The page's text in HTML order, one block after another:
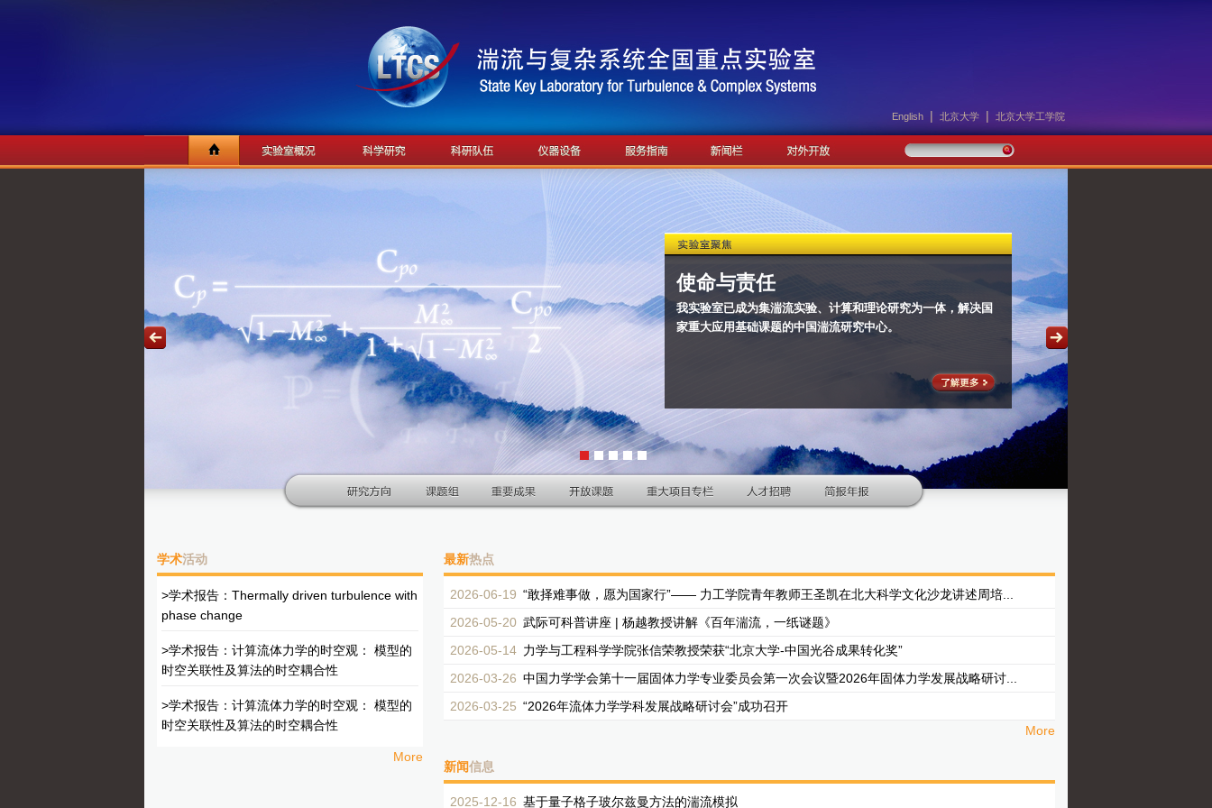
English | 北京大学 | 北京大学工学院
使命与责任
我实验室已成为集湍流实验、计算和理论研究为一体，解决国
家重大应用基础课题的中国湍流研究中心。
学术活动
>学术报告：Thermally driven turbulence with
phase change
>学术报告：计算流体力学的时空观： 模型的
时空关联性及算法的时空耦合性
>学术报告：计算流体力学的时空观： 模型的
时空关联性及算法的时空耦合性
More
最新热点
2026-06-19 “敢择难事做，愿为国家行”—— 力工学院青年教师王圣凯在北大科学文化沙龙讲述周培...
2026-05-20 武际可科普讲座 | 杨越教授讲解《百年湍流，一纸谜题》
2026-05-14 力学与工程科学学院张信荣教授荣获“北京大学-中国光谷成果转化奖”
2026-03-26 中国力学学会第十一届固体力学专业委员会第一次会议暨2026年固体力学发展战略研讨...
2026-03-25 “2026年流体力学学科发展战略研讨会”成功召开
More
新闻信息
2025-12-16 基于量子格子玻尔兹曼方法的湍流模拟